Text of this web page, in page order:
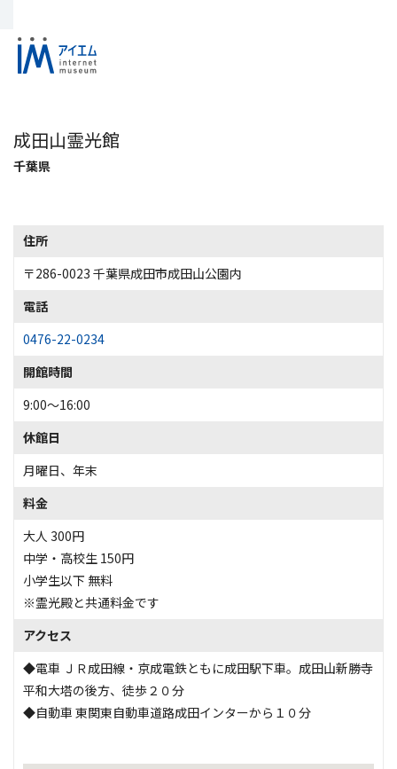
成田山霊光館
千葉県
住所
〒286-0023 千葉県成田市成田山公園内
電話
0476-22-0234
開館時間
9:00～16:00
休館日
月曜日、年末
料金
大人 300円
中学・高校生 150円
小学生以下 無料
※霊光殿と共通料金です
アクセス
◆電車 ＪＲ成田線・京成電鉄ともに成田駅下車。成田山新勝寺
平和大塔の後方、徒歩２０分
◆自動車 東関東自動車道路成田インターから１０分